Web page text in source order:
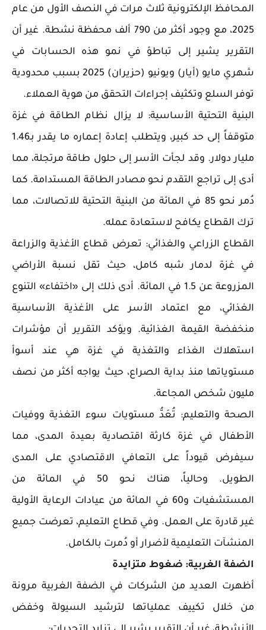
المحافظ الإلكترونية ثلاث مرات في النصف الأول من عام
2025، مع وجود أكثر من 790 ألف محفظة نشطة. غير أن
التقرير يشير إلى تباطؤ في نمو هذه الحسابات في
شهري مايو (أيار) ويونيو (حزيران) 2025 بسبب محدودية
توفر السلع وتكثيف إجراءات التحقق من هوية العملاء.
البنية التحتية الأساسية: لا يزال نظام الطاقة في غزة
متوقفاً إلى حد كبير، ويتطلب إعادة إعماره ما يقدر بـ1.46
مليار دولار. وقد لجأت الأسر إلى حلول طاقة مرتجلة، مما
أدى إلى تراجع التقدم نحو مصادر الطاقة المستدامة. كما
دُمر نحو 85 في المائة من البنية التحتية للاتصالات، مما
ترك القطاع يكافح لاستعادة عمله.
القطاع الزراعي والغذائي: تعرض قطاع الأغذية والزراعة
في غزة لدمار شبه كامل، حيث تقل نسبة الأراضي
المزروعة عن 1.5 في المائة. أدى ذلك إلى «اختفاء» التنوع
الغذائي، مع اعتماد الأسر على الأغذية الأساسية
منخفضة القيمة الغذائية. ويؤكد التقرير أن مؤشرات
استهلاك الغذاء والتغذية في غزة هي عند أسوأ
مستوياتها منذ بداية الصراع، حيث يواجه أكثر من نصف
مليون شخص المجاعة.
الصحة والتعليم: تُعَدُّ مستويات سوء التغذية ووفيات
الأطفال في غزة كارثة اقتصادية بعيدة المدى، مما
سيفرض قيوداً على التعافي الاقتصادي على المدى
الطويل. وحالياً، هناك نحو 50 في المائة من
المستشفيات و60 في المائة من عيادات الرعاية الأولية
غير قادرة على العمل. وفي قطاع التعليم، تعرضت جميع
المنشآت التعليمية لأضرار أو دُمرت بالكامل.
الضفة الغربية: ضغوط متزايدة
أظهرت العديد من الشركات في الضفة الغربية مرونة
من خلال تكييف عملياتها لترشيد السيولة وخفض